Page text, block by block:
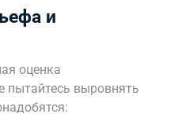
и
оценка
пытайтесь выровнять